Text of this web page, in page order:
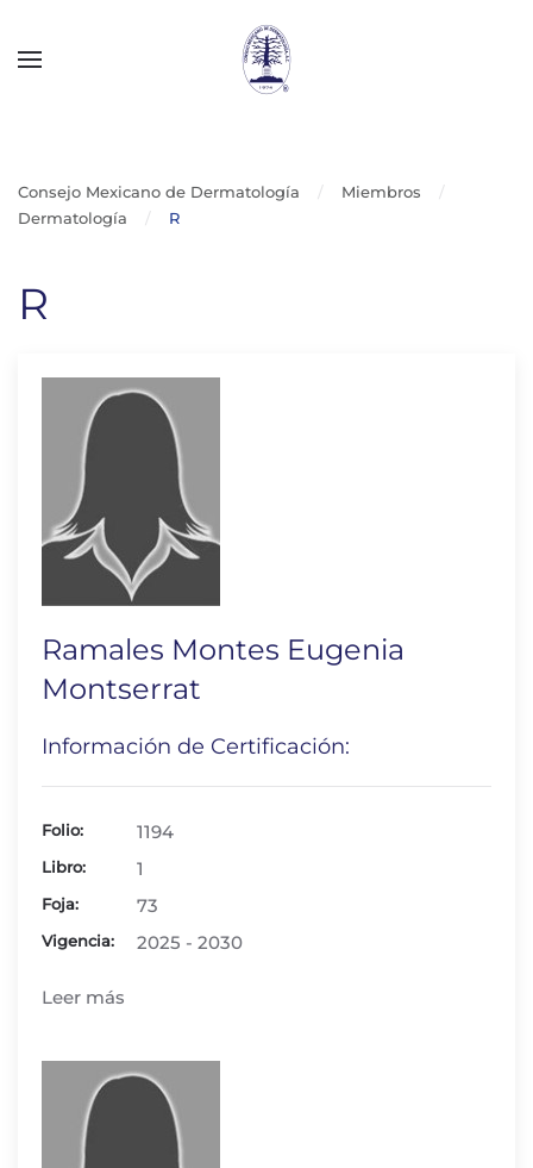
Consejo Mexicano de Dermatología
Miembros
Dermatología
R
R
Ramales Montes Eugenia
Montserrat
Información de Certificación:
Folio: 1194
Libro: 1
Foja: 73
Vigencia: 2025 - 2030
Leer más